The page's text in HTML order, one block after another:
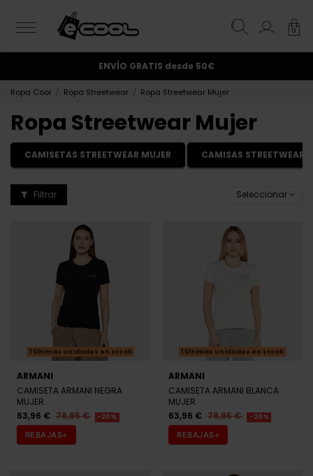
0
ENVÍO GRATIS desde 50€
¡Suscríbete y obtén un 10% de descuento!.
Ropa Cool Ropa Streetwear Ropa Streetwear Mujer
Ropa Streetwear Mujer
CAMISETAS STREETWEAR MUJER CAMISAS STREETWEAR
Filtrar Seleccionar
Últimas unidades en stock
ARMANI
CAMISETA ARMANI NEGRA
MUJER
63,96 € 79,95 € -20%
REBAJAS+
Últimas unidades en stock
ARMANI
CAMISETA ARMANI BLANCA
MUJER
63,96 € 79,95 € -20%
REBAJAS+